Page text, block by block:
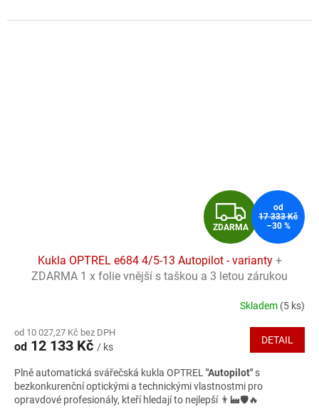
Z
D
A
R
M
A
ZDARMA
od
17 333 Kč
–30 %
Kukla OPTREL e684 4/5-13 Autopilot - varianty +
ZDARMA 1 x folie vnější s taškou a 3 letou zárukou
produktu
je
z
5
hvězdiček.
Skladem (5 ks)
od 10 027,27 Kč bez DPH
od 12 133 Kč / ks
DETAIL
Plně automatická svářečská kukla OPTREL"Autopilot" s
bezkonkurenční optickými a technickými vlastnostmi pro
opravdové profesionály, kteří hledají to nejlepší 👨‍🏭🛡️🔥